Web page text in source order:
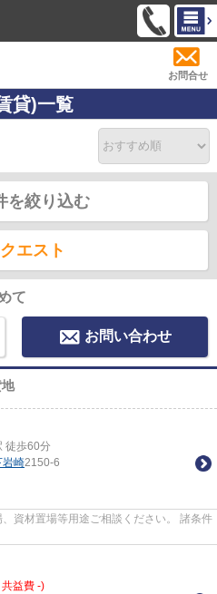
お問合せ
貸)一覧
を絞り込む
エスト
て
お問い合わせ
徒歩60分
岩崎2150-6
資材置場等用途ご相談ください。 諸条件
益費 -)